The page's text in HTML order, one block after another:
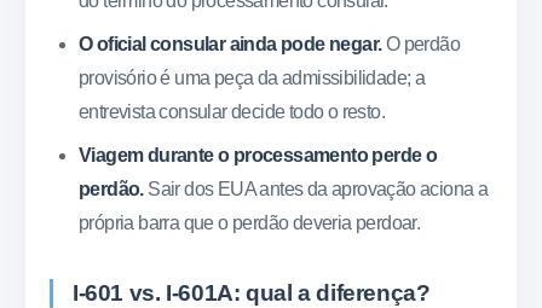
O oficial consular ainda pode negar.O perdão
provisório é uma peça da admissibilidade; a
entrevista consular decide todo o resto.
Viagem durante o processamento perde o
perdão.Sair dos EUA antes da aprovação aciona a
própria barra que o perdão deveria perdoar.
I-601 vs. I-601A: qual a diferença?